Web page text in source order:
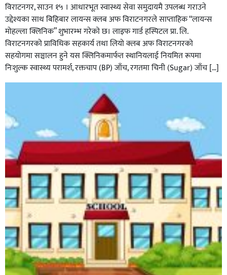
विराटनगर, साउन १५ । आधारभूत स्वास्थ्य सेवा समुदायमै उपलब्ध गराउने
उद्देश्यका साथ बिहिबार लायन्स क्लब अफ विराटनगरले साप्ताहिक “लायन्स
मोहल्ला क्लिनिक” शुभारम्भ गरेकाे छ। लाइफ गार्ड हस्पिटल प्रा. लि.
विराटनगरको प्राविधिक सहकार्य तथा लियो क्लब अफ विराटनगरको
सहयोगमा सञ्चालन हुने यस क्लिनिकमार्फत स्थानियलाई नियमित रूपमा
निःशुल्क स्वास्थ्य परामर्श, रक्तचाप (BP) जाँच, रगतमा चिनी (Sugar) जाँच […]